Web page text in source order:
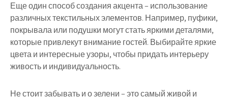
Еще один способ создания акцента – использование
различных текстильных элементов. Например, пуфики,
покрывала или подушки могут стать яркими деталями,
которые привлекут внимание гостей. Выбирайте яркие
цвета и интересные узоры, чтобы придать интерьеру
живость и индивидуальность.
Не стоит забывать и о зелени – это самый живой и